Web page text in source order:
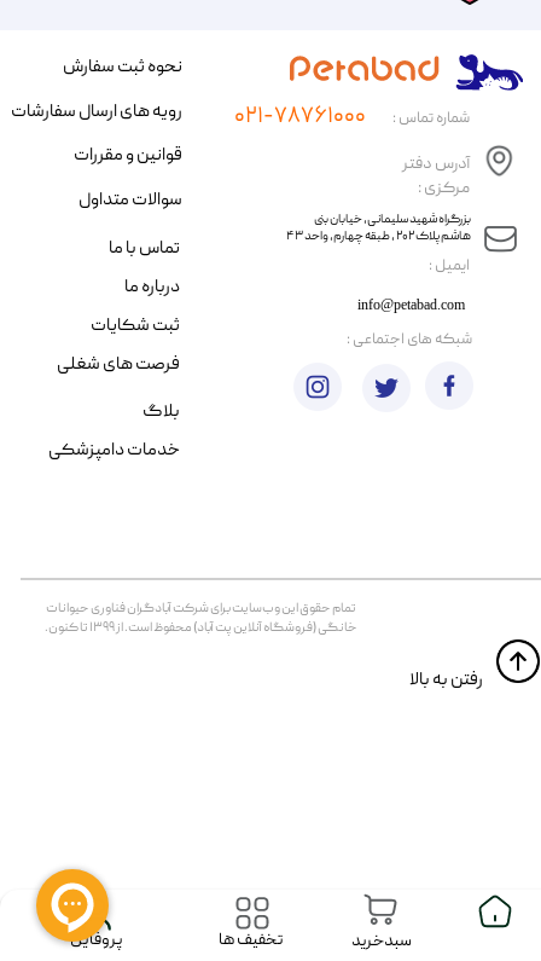
​ایمیل :
آدرس دفتر
مرکزی :
info@petabad.com
​​بزرگراه شهید سلیمانی، خیابان بنی
هاشم پلاک ۲۰۲ ، طبقه چهارم، واحد ۴۳
شماره تماس : ۰۲۱-۷۸۷۶۱۰۰۰
تمام حقوق اين وب‌سايت برای شرکت آبادگران فناوری حیوانات
خانگی (فروشگاه آنلاین پت آباد) محفوظ است. از ۱۳۹۹ تا کنون.
​​رفتن به بالا
نحوه ثبت سفارش
رویه های ارسال سفارشات
قوانین و مقررات
سوالات متداول
تماس با ما
درباره ما
ثبت شکایات
فرصت های شغلی
​شبکه های اجتماعی :
بلاگ
خدمات دامپزشکی
سبدخرید تخفیف ها پروفایل